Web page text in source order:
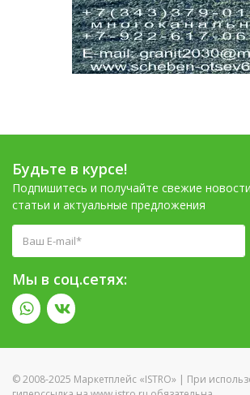
Будьте в курсе!
Подпишитесь и получайте свежие
статьи и актуальные предложения
Мы в соц.сетях:
© 2008-2025 Маркетплейс «ISTRO» | При